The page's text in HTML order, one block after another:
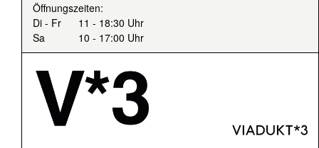
Öffnungszeiten:
Di - Fr
11 - 18:30 Uhr
Sa
10 - 17:00 Uhr